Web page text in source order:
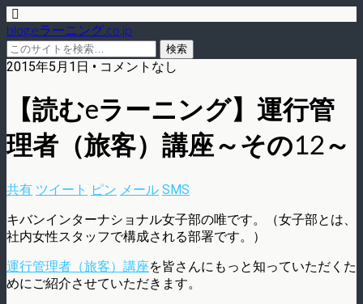
blog.eラーニング.co.jp
2015年5月1日 • コメントなし
【読むeラーニング】運行管
理者（旅客）講座～その12～
共有 ツイート ピン メール SMS
キバンインターナショナル女子部の唯です。（女子部とは、
社内女性スタッフで構成される部署です。）
運行管理者（旅客）講座を皆さんにもっと知っていただくた
めにご紹介させていただきます。